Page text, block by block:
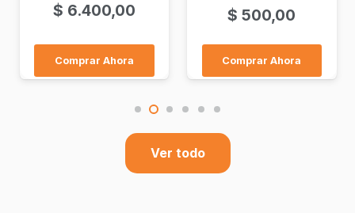
$ 6.400,00
Comprar Ahora
$ 500,00
Comprar Ahora
Ver todo